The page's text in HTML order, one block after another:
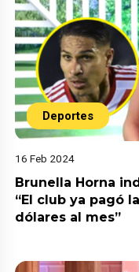
Deportes
16 Feb 2024
Brunella Horna
“El club ya pagó
dólares al mes”